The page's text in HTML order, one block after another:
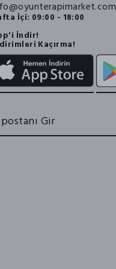
İçi: 09:00 - 18:00
İndir!
Kaçırma!